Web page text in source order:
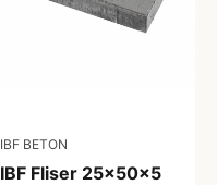
IBF BETON
IBF Fliser 25x50x5